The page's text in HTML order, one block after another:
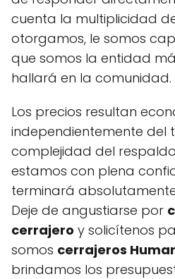
cuenta la multiplicidad
otorgamos, le somos
que somos la entidad
hallará en la comunidad.
Los precios resultan
independientemente del
complejidad del
estamos con plena
terminará
Deje de angustiarse por
cerrajero y solicítenos
somos cerrajeros
brindamos los